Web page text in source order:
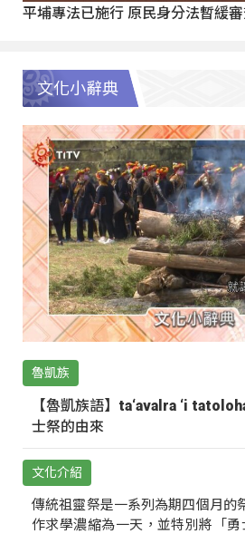
平埔專法已施行 原民身分法暫緩
文化小辭典
魯凱族
【魯凱族語】ta‘avalra ‘i
士祭的由來
文化介紹
傳統祖靈祭是一系列為期四個月的
作求學濃縮為一天，並特別將「勇